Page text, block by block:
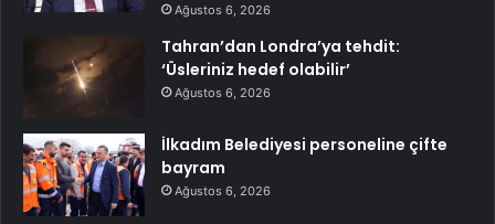
Ağustos 6, 2026
Tahran’dan Londra’ya tehdit:
‘Üsleriniz hedef olabilir’
Ağustos 6, 2026
İlkadım Belediyesi personeline çifte
bayram
Ağustos 6, 2026